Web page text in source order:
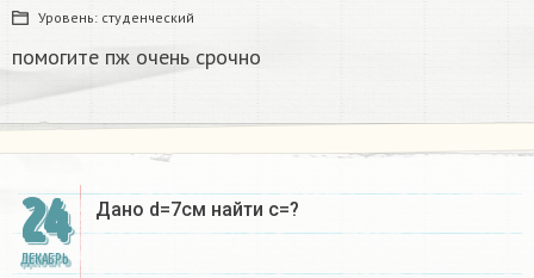
Уровень: студенческий
помогите пж очень срочно​
24
ДЕКАБРЬ
Дано d=7см найти с=?​